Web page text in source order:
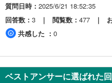
質問日時
2025/6/21 18:52:35
回答数
3 閲覧数 477
共感した
0
ベストアンサーに選ばれた